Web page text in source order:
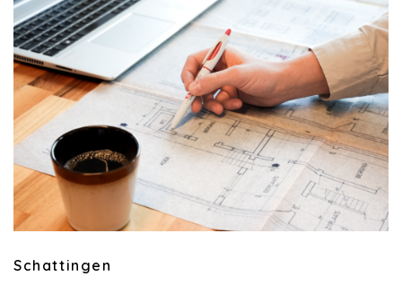
Schattingen